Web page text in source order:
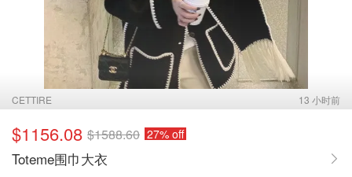
CETTIRE 13 小时前
$1156.08 $1588.60 27% off
Toteme围巾大衣